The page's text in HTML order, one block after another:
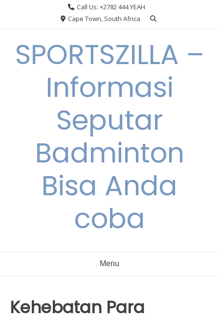
Call Us: +2782 444 YEAH
Cape Town, South Africa
SPORTSZILLA –
Informasi
Seputar
Badminton
Bisa Anda
coba
Menu
Kehebatan Para